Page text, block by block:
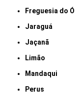
Freguesia do Ó
Jaraguá
Jaçanã
Limão
Mandaqui
Perus